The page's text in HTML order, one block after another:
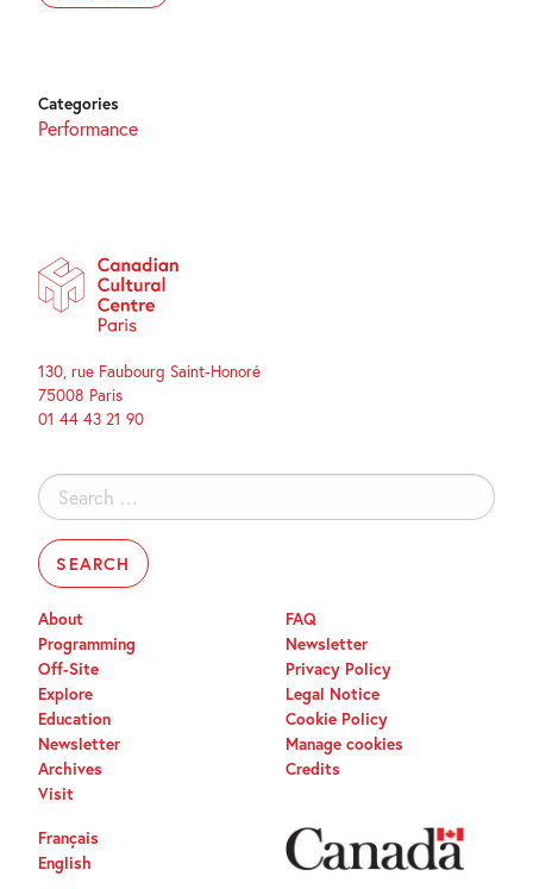
Categories
Performance
130, rue Faubourg Saint-Honoré
75008 Paris
01 44 43 21 90
Search
for:
About
Programming
Off-Site
Explore
Education
Newsletter
Archives
Visit
FAQ
Newsletter
Privacy Policy
Legal Notice
Cookie Policy
Manage cookies
Credits
Français
English